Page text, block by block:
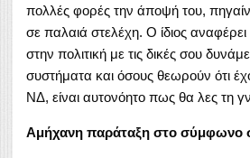
πολλές φορές την άποψή του,
σε παλαιά στελέχη. Ο ίδιος αναφέρει
στην πολιτική με τις δικές σου
συστήματα και όσους θεωρούν ότι
ΝΔ, είναι αυτονόητο πως θα λες τη
Αμήχανη παράταξη στο σύμφωνο